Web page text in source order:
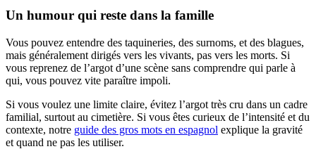
Un humour qui reste dans la famille
Vous pouvez entendre des taquineries, des surnoms, et des blagues,
mais généralement dirigés vers les vivants, pas vers les morts. Si
vous reprenez de l’argot d’une scène sans comprendre qui parle à
qui, vous pouvez vite paraître impoli.
Si vous voulez une limite claire, évitez l’argot très cru dans un cadre
familial, surtout au cimetière. Si vous êtes curieux de l’intensité et du
contexte, notre guide des gros mots en espagnol explique la gravité
et quand ne pas les utiliser.